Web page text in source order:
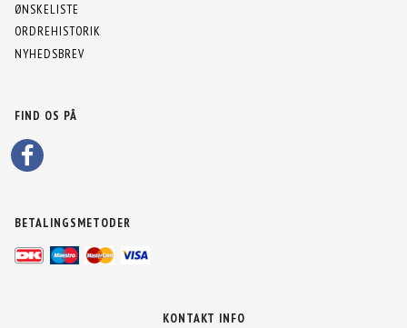
ØNSKELISTE
ORDREHISTORIK
NYHEDSBREV
FIND OS PÅ
BETALINGSMETODER
KONTAKT INFO